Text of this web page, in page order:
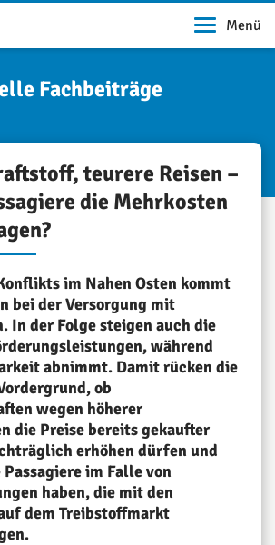
Menü
Fachbeiträge
teurere Reisen –
die Mehrkosten
im Nahen Osten kommt
bei der Versorgung mit
In der Folge steigen auch die
während
abnimmt. Damit rücken die
ob
wegen höherer
die Preise bereits gekaufter
erhöhen dürfen und
im Falle von
haben, die mit den
dem Treibstoffmarkt